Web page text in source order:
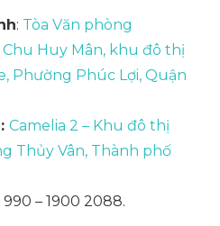
: Tòa Văn phòng
Huy Mân, khu đô thị
Phường Phúc Lợi, Quận
Camelia 2 – Khu đô thị
Thủy Vân, Thành phố
– 1900 2088.